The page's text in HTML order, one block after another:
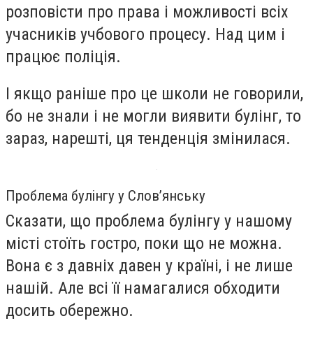
розповісти про права і можливості всіх
учасників учбового процесу. Над цим і
працює поліція.
І якщо раніше про це школи не говорили,
бо не знали і не могли виявити булінг, то
зараз, нарешті, ця тенденція змінилася.
Проблема булінгу у Слов’янську
Сказати, що проблема булінгу у нашому
місті стоїть гостро, поки що не можна.
Вона є з давніх давен у країні, і не лише
нашій. Але всі її намагалися обходити
досить обережно.